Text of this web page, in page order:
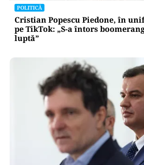
POLITICĂ
Cristian Popescu Piedone, în
pe TikTok: „S-a întors
luptă”